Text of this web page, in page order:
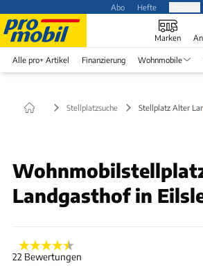
Abo Hefte
Marken
Alle pro+ Artikel Finanzierung Wohnmobile
Stellplatzsuche Stellplatz Alter
Landgasthof in
22 Bewertungen